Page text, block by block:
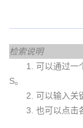
检索说明
1. 可以通过一
S。
2. 可以输入关
3. 也可以点击